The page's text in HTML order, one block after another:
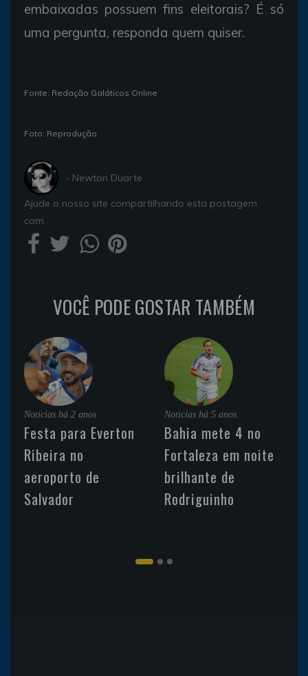
embaixadas possuem fins eleitorais? É só
uma pergunta, responda quem quiser.
Fonte: Redação Galáticos Online
Foto: Reprodução
- Newton Duarte
Ajude o nosso site compartilhando esta postagem
com
VOCÊ PODE GOSTAR TAMBÉM
Noticias há 2 anos
Festa para Everton
Ribeira no
aeroporto de
Salvador
Noticias há 5 anos
Bahia mete 4 no
Fortaleza em noite
brilhante de
Rodriguinho